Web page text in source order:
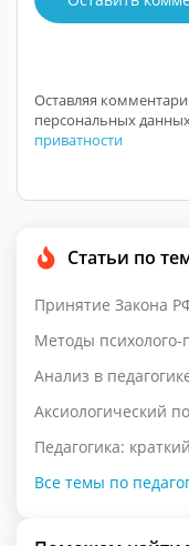
Оставляя
персональных
приватности
Статьи по
Принятие Закона
Методы психолого-
Анализ в
Аксиологический
Педагогика:
Все темы по